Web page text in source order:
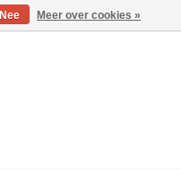
Nee Meer over cookies »